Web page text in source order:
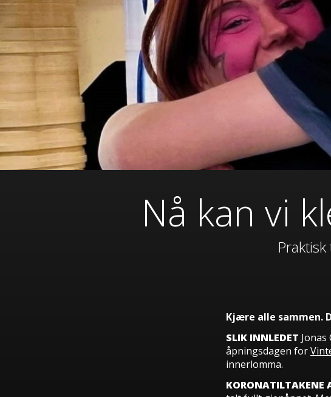
Nå kan vi
Kjære alle sammen.
SLIK INNLEDET
åpningsdagen for
innerlomma.
KORONATILTAKENE